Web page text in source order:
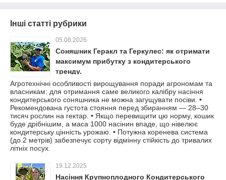
Інші статті рубрики
05.08.2026
Соняшник Геракл та Геркулес: як отримати
максимум прибутку з кондитерського
тренду.
Агротехнічні особливості вирощування поради агрономам та
власникам: для отримання саме великого калібру насіння
кондитерського соняшника не можна загущувати посіви. •
Рекомендована густота стояння перед збиранням — 28–30
тисяч рослин на гектар. • Якщо перевищити цю норму, кошик
буде дрібнішим, а маса 1000 насінин впаде, що нівелює
кондитерську цінність урожаю. • Потужна коренева система
(до 2 метрів) забезпечує сорту відмінну стійкість до тривалих
літніх посух.
19.12.2025
Насіння Крупноплодного Кондитерського